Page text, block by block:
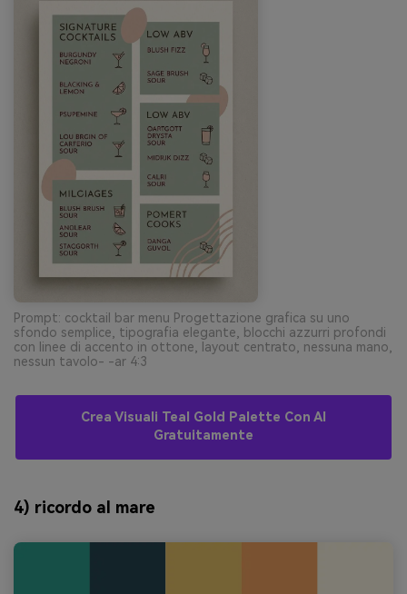
Prompt: cocktail bar menu Progettazione grafica su uno
sfondo semplice, tipografia elegante, blocchi azzurri profondi
con linee di accento in ottone, layout centrato, nessuna mano,
nessun tavolo- -ar 4:3
Crea Visuali Teal Gold Palette Con AI
Gratuitamente
4) ricordo al mare